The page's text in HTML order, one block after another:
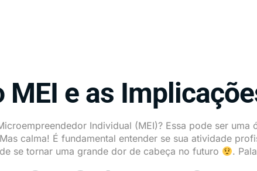
MEI e as
Individual (MEI)? Essa pode ser
calma! É fundamental entender se sua atividade
se tornar uma grande dor de cabeça no futuro
.